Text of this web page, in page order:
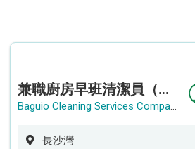
兼職廚房早班清潔員（長沙灣）
Baguio Cleaning Services Company Limited
長沙灣